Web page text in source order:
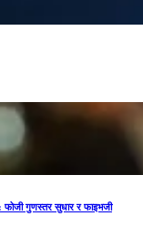
फोजी गुणस्तर सुधार र फाइभजी